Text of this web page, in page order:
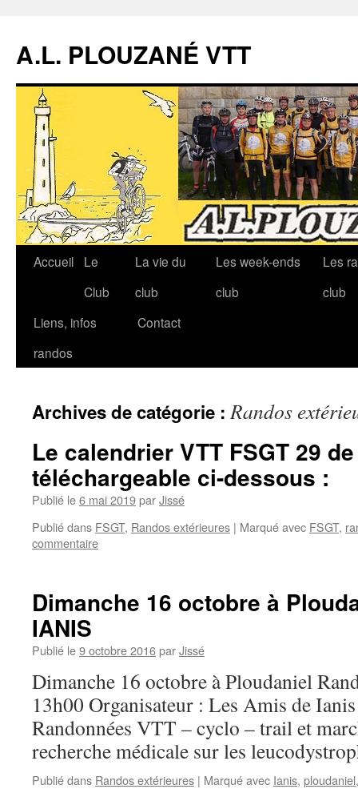
A.L. PLOUZANÉ VTT
Aller
contenu
Accueil
Le
Club
La vie du
club
Les week-ends
club
Les
club
Liens, infos
randos
Contact
Archives de catégorie :Randos
Le calendrier VTT FSGT 29
téléchargeable ci-dessous :
Publié le6 mai 2019parJissé
Publié dans FSGT, Randos extérieures | Marqué avec FSGT,
commentaire
Dimanche 16 octobre à
IANIS
Publié le9 octobre 2016parJissé
Dimanche 16 octobre à Ploudaniel
13h00 Organisateur : Les Amis de
Randonnées VTT – cyclo – trail et
recherche médicale sur les
Publié dans Randos extérieures | Marqué avec Ianis, ploudaniel